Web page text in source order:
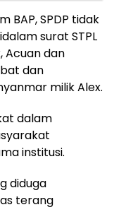
BAP, SPDP tidak
surat STPL
Acuan dan
dan
milik Alex.
dalam
institusi.
diduga
terang